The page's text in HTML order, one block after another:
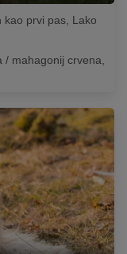
kao prvi pas, Lako
mahagonij crvena,